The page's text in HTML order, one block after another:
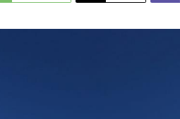
Ljekarnama
na obuću,